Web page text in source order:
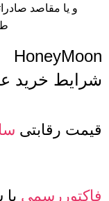
و یا مقاصد
HoneyMoon
شرایط خرید
قیمت رقابتی سال
فاکتوررسمی